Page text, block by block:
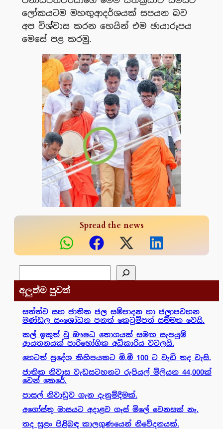
ලෝකයටම මහඟුආදර්ශයක් සපයන බව
අප විශ්වාස කරන හෙයින් එම ඡායාරූපය
මෙසේ පළ කරමු.
Spread the news
අලුත්ම පුවත්
සත්ත්ව සහ ජාතික ජල සම්පාදන හා ජලාපවහන
මණ්ඩල සංශෝධන පනත් කෙටුම්පත් සම්මත වෙයි.
කල් ඉකුත් වූ ඖෂධ තොගයක් සමඟ සැපයුම්
ආයතනයක් පාරිභෝගික අධිකාරිය වටලයි.
හෙටත් ප්‍රදේශ කිහිපයකට මි.මී 100 ට වැඩි තද වැසි.
ජාතික නිවාස වැඩසටහනට රුපියල් මිලියන 44,000ක්
වෙන් කෙරේ.
පාසල් නිවාඩුව ගැන දැනුම්දීමක්.
අගෝස්තු මාසයට අදාළව ගෑස් මිලේ වෙනසක් නෑ.
තද සුළං පිළිබඳ කාලගුණයෙන් නිවේදනයක්.